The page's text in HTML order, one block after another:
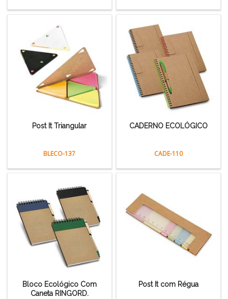
Post It Triangular
BLECO-137
CADERNO ECOLÓGICO
CADE-110
Bloco Ecológico Com
Caneta RINGORD.
Post It com Régua